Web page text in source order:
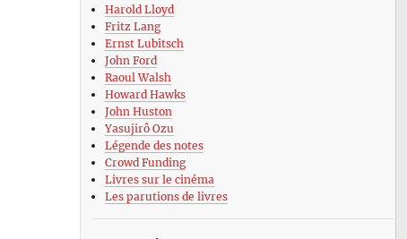
Harold Lloyd
Fritz Lang
Ernst Lubitsch
John Ford
Raoul Walsh
Howard Hawks
John Huston
Yasujirô Ozu
Légende des notes
Crowd Funding
Livres sur le cinéma
Les parutions de livres